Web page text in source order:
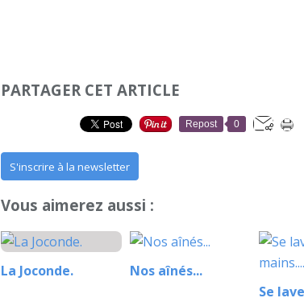
PARTAGER CET ARTICLE
Repost 0
S'inscrire à la newsletter
Vous aimerez aussi :
La Joconde.
Nos aînés...
Se